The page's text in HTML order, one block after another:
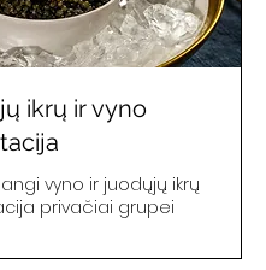
ikrų ir vyno
vyno ir juodųjų ikrų
privačiai grupei